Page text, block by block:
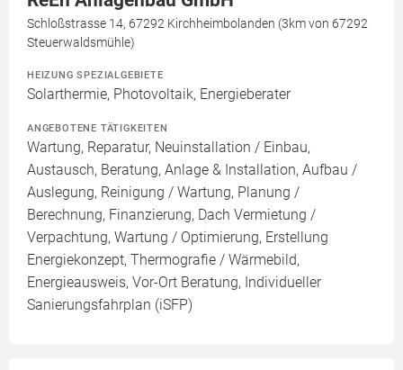
Schloßstrasse 14, 67292 Kirchheimbolanden (3km von 67292
Steuerwaldsmühle)
HEIZUNG SPEZIALGEBIETE
Solarthermie, Photovoltaik, Energieberater
ANGEBOTENE TÄTIGKEITEN
Wartung, Reparatur, Neuinstallation / Einbau,
Austausch, Beratung, Anlage & Installation, Aufbau /
Auslegung, Reinigung / Wartung, Planung /
Berechnung, Finanzierung, Dach Vermietung /
Verpachtung, Wartung / Optimierung, Erstellung
Energiekonzept, Thermografie / Wärmebild,
Energieausweis, Vor-Ort Beratung, Individueller
Sanierungsfahrplan (iSFP)